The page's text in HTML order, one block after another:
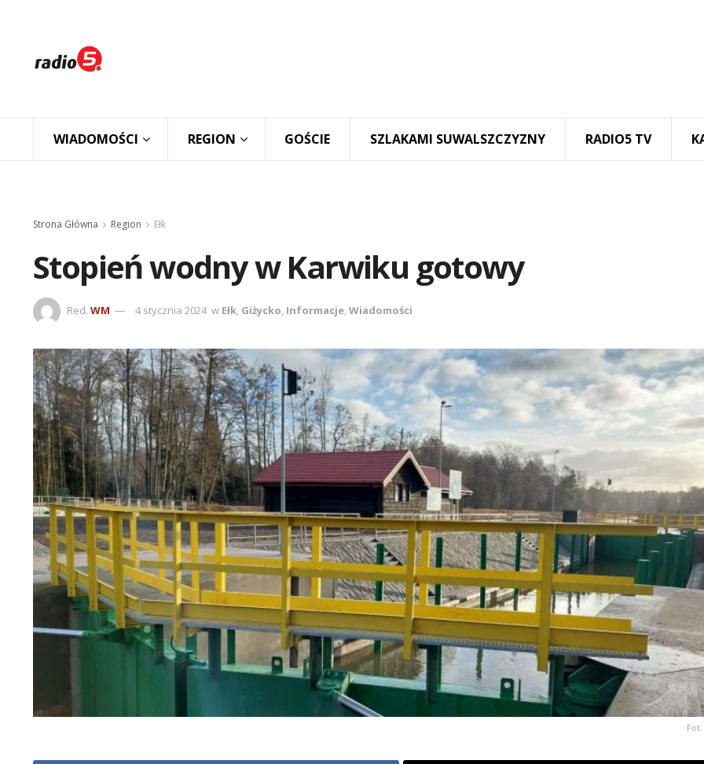
WIADOMOŚCI REGION GOŚCIE SZLAKAMI SUWALSZCZYZNY RADIO5 TV
Strona Główna Region Ełk
Stopień wodny w Karwiku gotowy
Red. WM 4 stycznia 2024 w Ełk, Giżycko, Informacje,Wiadomości
Fot.